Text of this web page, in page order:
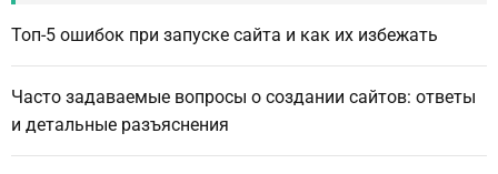
Топ-5 ошибок при запуске сайта и как их избежать
Часто задаваемые вопросы о создании сайтов: ответы
и детальные разъяснения